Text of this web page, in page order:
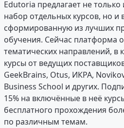
Edutoria предлагает не
набор отдельных курсов, но и
сформированную из лучших
обучения. Сейчас платформа
тематических направлений, в
курсы от ведущих
GeekBrains, Otus, ИКРА,
Business School и других.
15% на включённые в неё
бесплатного прохождения
по различным темам.